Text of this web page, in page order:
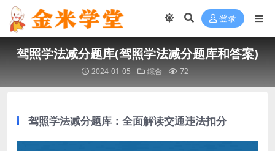
登录
驾照学法减分题库(驾照学法减分题库和答案)
2024-01-05 综合 72
驾照学法减分题库：全面解读交通违法扣分